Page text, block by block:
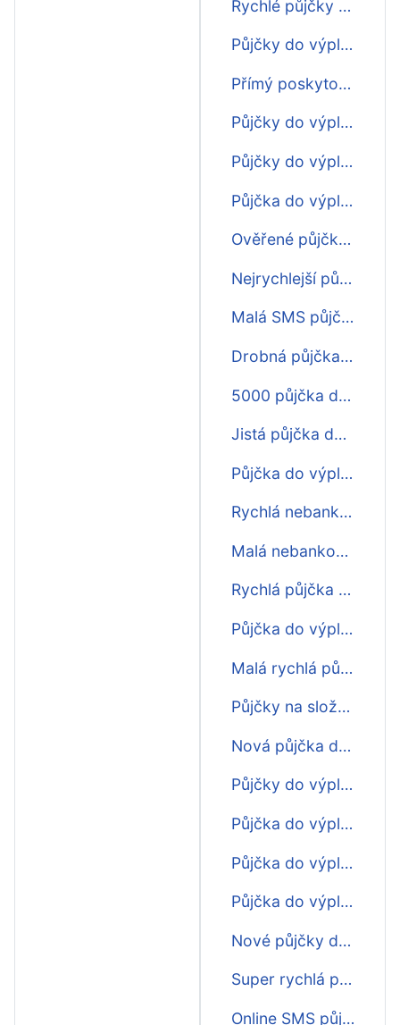
Rychlé půjčky do výplaty
Půjčky do výplaty
Přímý poskytovatel půjčky do výplaty
Půjčky do výplaty všem
Půjčky do výplaty bez registrace
Půjčka do výplaty pro cizince
Ověřené půjčky do výplaty
Nejrychlejší půjčky do výplaty
Malá SMS půjčka do výplaty
Drobná půjčka do výplaty
5000 půjčka do výplaty
Jistá půjčka do výplaty
Půjčka do výplaty pro všechny
Rychlá nebankovní půjčka do výplaty
Malá nebankovní půjčka do výplaty
Rychlá půjčka 3000 do výplaty
Půjčka do výplaty Praha
Malá rychlá půjčka do výplaty
Půjčky na složenku do výplaty
Nová půjčka do výplaty
Půjčky do výplaty na účet
Půjčka do výplaty bez úroku
Půjčka do výplaty hotově
Půjčka do výplaty 10000
Nové půjčky do výplaty
Super rychlá půjčka do výplaty
Online SMS půjčka do výplaty